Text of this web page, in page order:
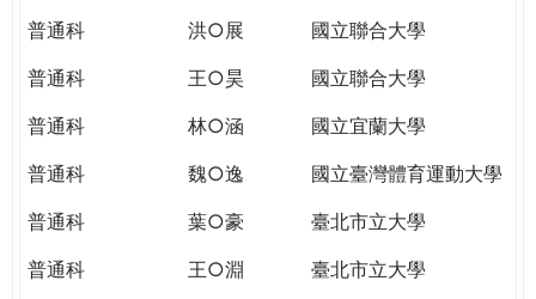
普通科
洪○展
國立聯合大學
普通科
王○昊
國立聯合大學
普通科
林○涵
國立宜蘭大學
普通科
魏○逸
國立臺灣體育運動大學
普通科
葉○豪
臺北市立大學
普通科
王○淵
臺北市立大學